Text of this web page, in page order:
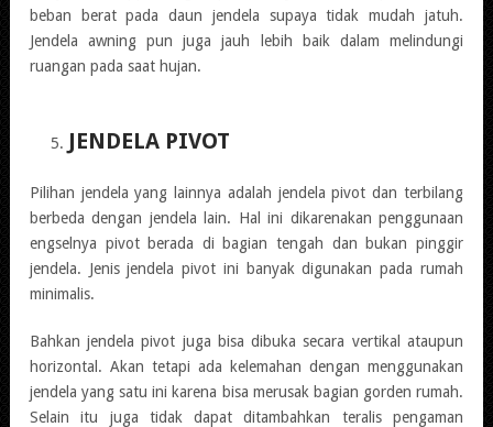
beban berat pada daun jendela supaya tidak mudah jatuh.
Jendela awning pun juga jauh lebih baik dalam melindungi
ruangan pada saat hujan.
JENDELA PIVOT
Pilihan jendela yang lainnya adalah jendela pivot dan terbilang
berbeda dengan jendela lain. Hal ini dikarenakan penggunaan
engselnya pivot berada di bagian tengah dan bukan pinggir
jendela. Jenis jendela pivot ini banyak digunakan pada rumah
minimalis.
Bahkan jendela pivot juga bisa dibuka secara vertikal ataupun
horizontal. Akan tetapi ada kelemahan dengan menggunakan
jendela yang satu ini karena bisa merusak bagian gorden rumah.
Selain itu juga tidak dapat ditambahkan teralis pengaman